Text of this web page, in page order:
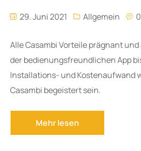
29. Juni 2021 Allgemein
Alle Casambi Vorteile prägnant
der bedienungsfreundlichen App
Installations- und Kostenaufwand
Casambi begeistert sein.